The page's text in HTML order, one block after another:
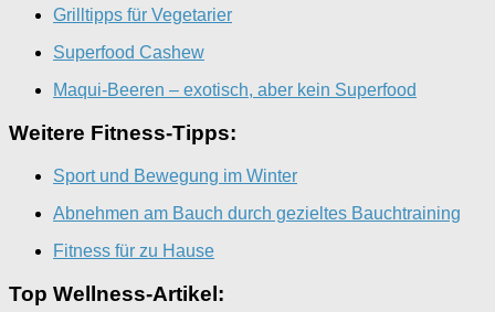
Grilltipps für Vegetarier
Superfood Cashew
Maqui-Beeren – exotisch, aber kein Superfood
Weitere Fitness-Tipps:
Sport und Bewegung im Winter
Abnehmen am Bauch durch gezieltes Bauchtraining
Fitness für zu Hause
Top Wellness-Artikel: